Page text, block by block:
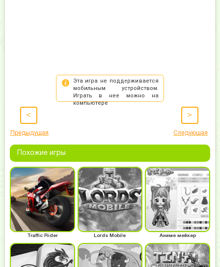
<
Предыдущая
>
Следующая
Похожие игры
Traffic Rider Lords Mobile Аниме мейкер